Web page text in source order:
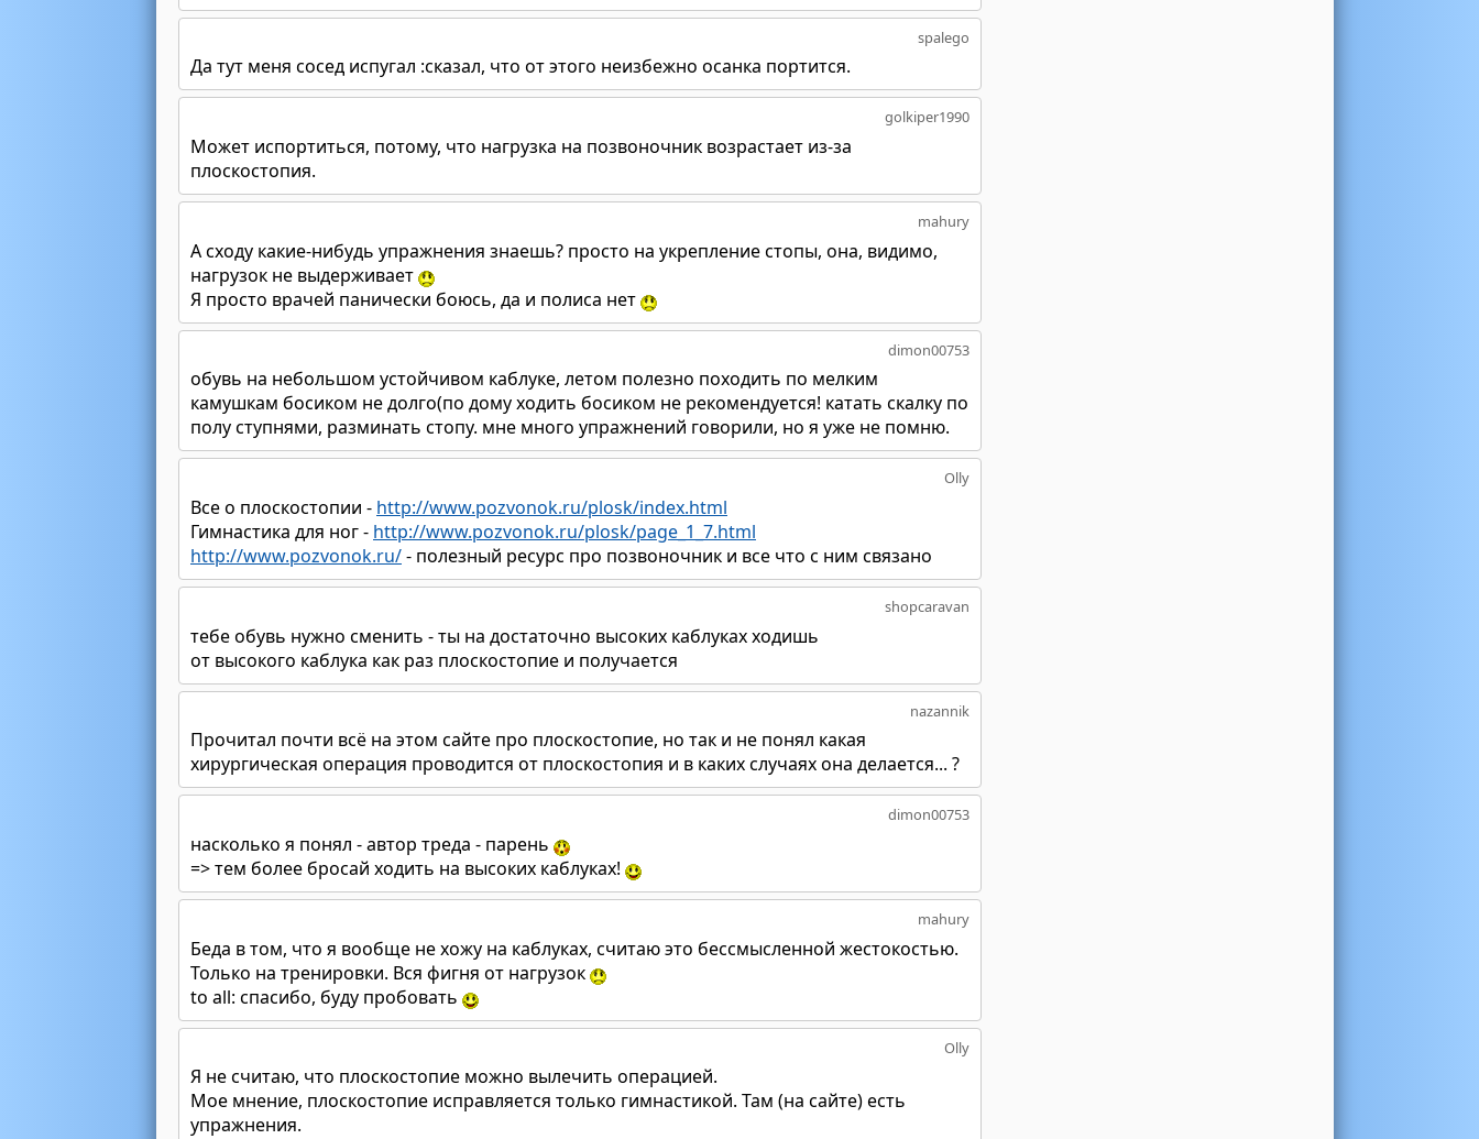
spalego
Да тут меня сосед испугал :сказал, что от этого неизбежно осанка портится.
golkiper1990
Может испортиться, потому, что нагрузка на позвоночник возрастает из-за
плоскостопия.
mahury
А сходу какие-нибудь упражнения знаешь? просто на укрепление стопы, она, видимо,
нагрузок не выдерживает
Я просто врачей панически боюсь, да и полиса нет
dimon00753
обувь на небольшом устойчивом каблуке, летом полезно походить по мелким
камушкам босиком не долго(по дому ходить босиком не рекомендуется! катать скалку по
полу ступнями, разминать стопу. мне много упражнений говорили, но я уже не помню.
Olly
Все о плоскостопии - http://www.pozvonok.ru/plosk/index.html
Гимнастика для ног - http://www.pozvonok.ru/plosk/page_1_7.html
http://www.pozvonok.ru/- полезный ресурс про позвоночник и все что с ним связано
shopcaravan
тебе обувь нужно сменить - ты на достаточно высоких каблуках ходишь
от высокого каблука как раз плоскостопие и получается
nazannik
Прочитал почти всё на этом сайте про плоскостопие, но так и не понял какая
хирургическая операция проводится от плоскостопия и в каких случаях она делается... ?
dimon00753
насколько я понял - автор треда - парень
=> тем более бросай ходить на высоких каблуках!
mahury
Беда в том, что я вообще не хожу на каблуках, считаю это бессмысленной жестокостью.
Только на тренировки. Вся фигня от нагрузок
to all: спасибо, буду пробовать
Olly
Я не считаю, что плоскостопие можно вылечить операцией.
Мое мнение, плоскостопие исправляется только гимнастикой. Там (на сайте) есть
упражнения.